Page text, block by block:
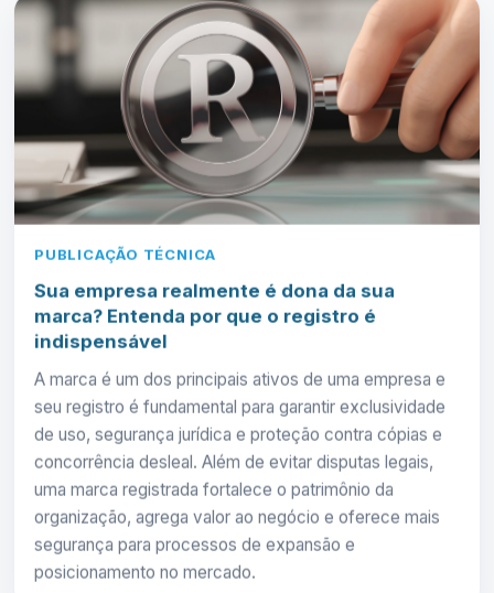
PUBLICAÇÃO TÉCNICA
Sua empresa realmente é dona da sua
marca? Entenda por que o registro é
indispensável
A marca é um dos principais ativos de uma empresa e
seu registro é fundamental para garantir exclusividade
de uso, segurança jurídica e proteção contra cópias e
concorrência desleal. Além de evitar disputas legais,
uma marca registrada fortalece o patrimônio da
organização, agrega valor ao negócio e oferece mais
segurança para processos de expansão e
posicionamento no mercado.